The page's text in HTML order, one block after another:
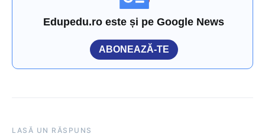
Edupedu.ro este și pe Google News
ABONEAZĂ-TE
LASĂ UN RĂSPUNS